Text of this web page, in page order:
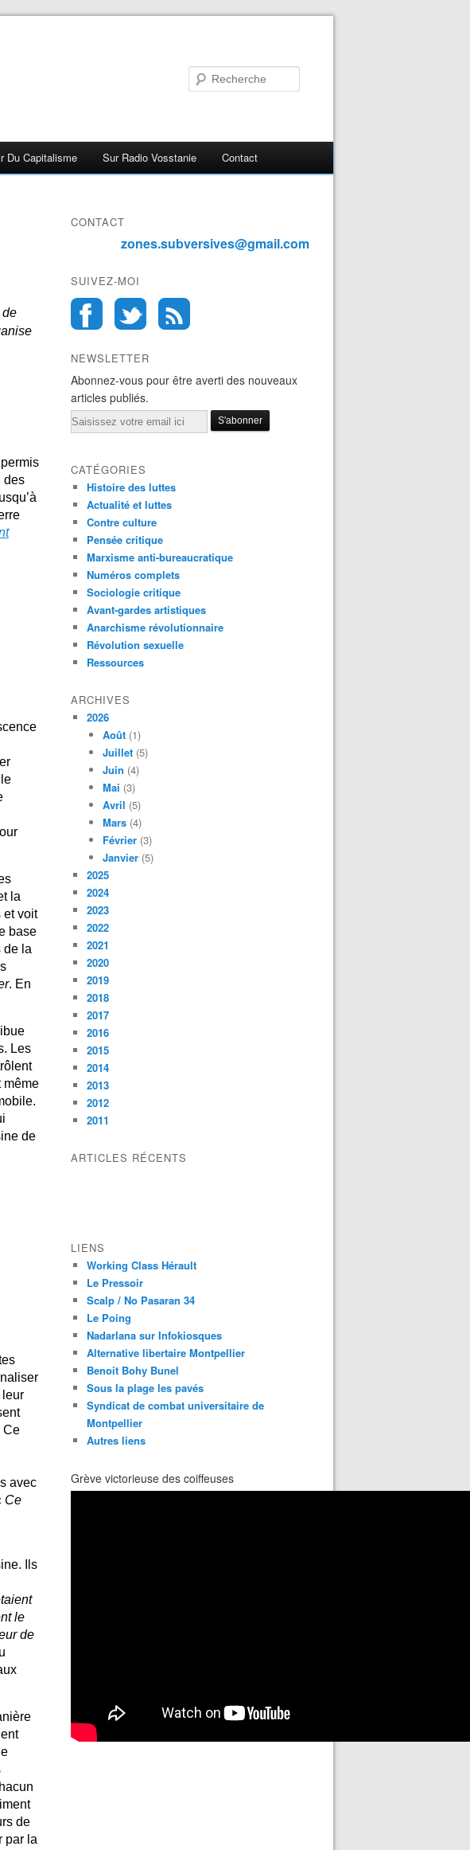
Du Capitalisme Sur Radio Vosstanie Contact
de
des
la
et voit
base
de la
. En
Les
même
de
leur
Ce
avec
Ce
Ils
le
de
de
par la
CONTACT
zones.subversives@gmail.com
SUIVEZ-MOI
NEWSLETTER
Abonnez-vous pour être averti des nouveaux
articles publiés.
Email
CATÉGORIES
Histoire des luttes
Actualité et luttes
Contre culture
Pensée critique
Marxisme anti-bureaucratique
Numéros complets
Sociologie critique
Avant-gardes artistiques
Anarchisme révolutionnaire
Révolution sexuelle
Ressources
ARCHIVES
2026
Août (1)
Juillet (5)
Juin (4)
Mai (3)
Avril (5)
Mars (4)
Février (3)
Janvier (5)
2025
2024
2023
2022
2021
2020
2019
2018
2017
2016
2015
2014
2013
2012
2011
ARTICLES RÉCENTS
LIENS
Working Class Hérault
Le Pressoir
Scalp / No Pasaran 34
Le Poing
Nadarlana sur Infokiosques
Alternative libertaire Montpellier
Benoit Bohy Bunel
Sous la plage les pavés
Syndicat de combat universitaire de
Montpellier
Autres liens
Grève victorieuse des coiffeuses